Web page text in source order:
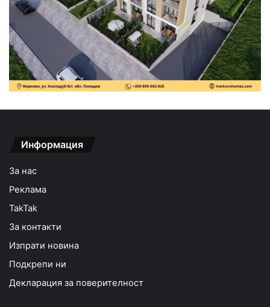
Информация
За нас
Реклама
TakTak
За контакти
Изпрати новина
Подкрепи ни
Декларация за поверителност